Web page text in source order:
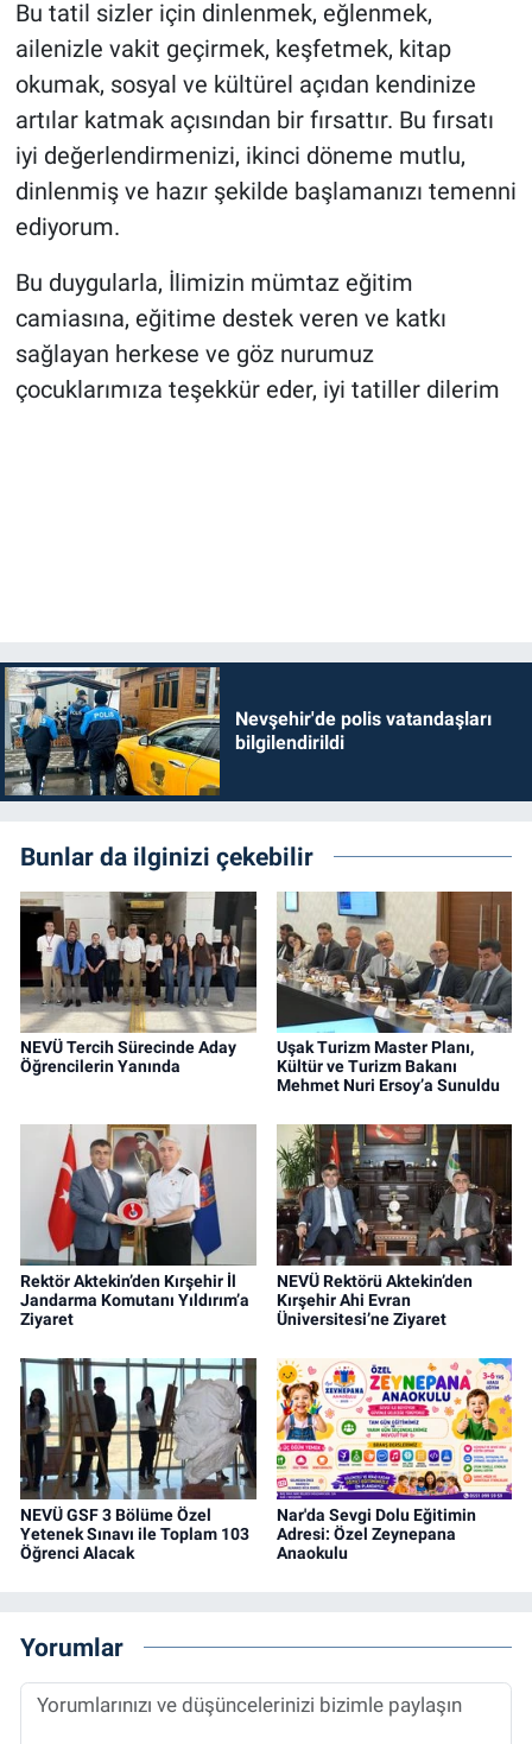
Bu tatil sizler için dinlenmek, eğlenmek,
ailenizle vakit geçirmek, keşfetmek, kitap
okumak, sosyal ve kültürel açıdan kendinize
artılar katmak açısından bir fırsattır. Bu fırsatı
iyi değerlendirmenizi, ikinci döneme mutlu,
dinlenmiş ve hazır şekilde başlamanızı temenni
ediyorum.
Bu duygularla, İlimizin mümtaz eğitim
camiasına, eğitime destek veren ve katkı
sağlayan herkese ve göz nurumuz
çocuklarımıza teşekkür eder, iyi tatiller dilerim
Nevşehir'de polis vatandaşları
bilgilendirildi
Bunlar da ilginizi çekebilir
NEVÜ Tercih Sürecinde Aday
Öğrencilerin Yanında
Uşak Turizm Master Planı,
Kültür ve Turizm Bakanı
Mehmet Nuri Ersoy’a Sunuldu
Rektör Aktekin’den Kırşehir İl
Jandarma Komutanı Yıldırım’a
Ziyaret
NEVÜ Rektörü Aktekin’den
Kırşehir Ahi Evran
Üniversitesi’ne Ziyaret
NEVÜ GSF 3 Bölüme Özel
Yetenek Sınavı ile Toplam 103
Öğrenci Alacak
Nar'da Sevgi Dolu Eğitimin
Adresi: Özel Zeynepana
Anaokulu
Yorumlar